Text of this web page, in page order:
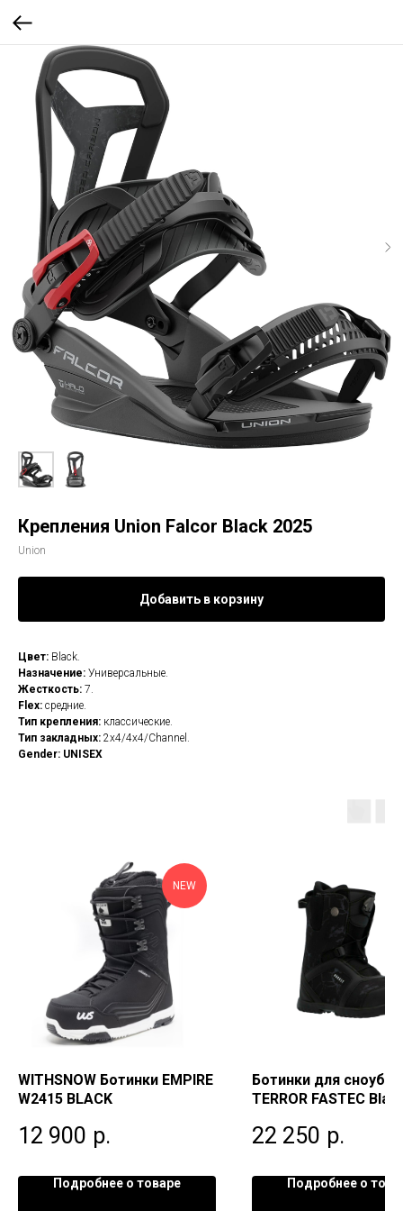
Крепления Union Falcor Black 2025
Union
Добавить в корзину
Цвет: Black.
Назначение: Универсальные.
Жесткость: 7.
Flex: средние.
Тип крепления: классические.
Тип закладных: 2x4/4x4/Channel.
Gender: UNISEX
NEW
WITHSNOW Ботинки EMPIRE
W2415 BLACK
12 900 р.
Подробнее о товаре
Ботинки для
TERROR FASTEC
22 250 р.
Подробнее о